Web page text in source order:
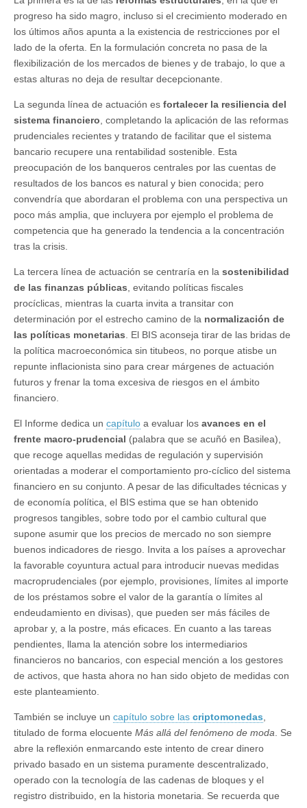
progreso ha sido magro, incluso si el crecimiento moderado en
los últimos años apunta a la existencia de restricciones por el
lado de la oferta. En la formulación concreta no pasa de la
flexibilización de los mercados de bienes y de trabajo, lo que a
estas alturas no deja de resultar decepcionante.
La segunda línea de actuación es fortalecer la resiliencia del
sistema financiero , completando la aplicación de las reformas
prudenciales recientes y tratando de facilitar que el sistema
bancario recupere una rentabilidad sostenible. Esta
preocupación de los banqueros centrales por las cuentas de
resultados de los bancos es natural y bien conocida; pero
convendría que abordaran el problema con una perspectiva un
poco más amplia, que incluyera por ejemplo el problema de
competencia que ha generado la tendencia a la concentración
tras la crisis.
La tercera línea de actuación se centraría en la sostenibilidad
de las finanzas públicas , evitando políticas fiscales
procíclicas, mientras la cuarta invita a transitar con
determinación por el estrecho camino de la normalización de
las políticas monetarias . El BIS aconseja tirar de las bridas de
la política macroeconómica sin titubeos, no porque atisbe un
repunte inflacionista sino para crear márgenes de actuación
futuros y frenar la toma excesiva de riesgos en el ámbito
financiero.
El Informe dedica un capítulo a evaluar los avances en el
frente macro-prudencial (palabra que se acuñó en Basilea),
que recoge aquellas medidas de regulación y supervisión
orientadas a moderar el comportamiento pro-cíclico del sistema
financiero en su conjunto. A pesar de las dificultades técnicas y
de economía política, el BIS estima que se han obtenido
progresos tangibles, sobre todo por el cambio cultural que
supone asumir que los precios de mercado no son siempre
buenos indicadores de riesgo. Invita a los países a aprovechar
la favorable coyuntura actual para introducir nuevas medidas
macroprudenciales (por ejemplo, provisiones, límites al importe
de los préstamos sobre el valor de la garantía o límites al
endeudamiento en divisas), que pueden ser más fáciles de
aprobar y, a la postre, más eficaces. En cuanto a las tareas
pendientes, llama la atención sobre los intermediarios
financieros no bancarios, con especial mención a los gestores
de activos, que hasta ahora no han sido objeto de medidas con
este planteamiento.
También se incluye un capítulo sobre las criptomonedas
titulado de forma elocuente Más allá del fenómeno de moda . Se
abre la reflexión enmarcando este intento de crear dinero
privado basado en un sistema puramente descentralizado,
operado con la tecnología de las cadenas de bloques y el
registro distribuido, en la historia monetaria. Se recuerda que